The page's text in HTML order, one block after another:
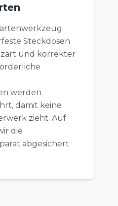
Steckdosen
und korrekter
werden
damit keine
zieht. Auf
die
abgesichert